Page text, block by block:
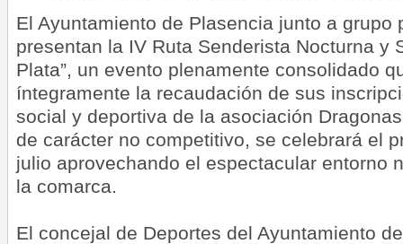
El Ayuntamiento de Plasencia junto a grupo
presentan la IV Ruta Senderista Nocturna y
Plata”, un evento plenamente consolidado
íntegramente la recaudación de sus
social y deportiva de la asociación
de carácter no competitivo, se celebrará el
julio aprovechando el espectacular entorno
la comarca.
El concejal de Deportes del Ayuntamiento